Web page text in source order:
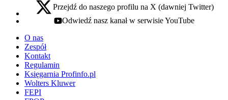
x - otwiera się w nowej karcie
Przejdź do naszego profilu na X (dawniej Twitter)
youtube - otwiera się w nowej karcie
Odwiedź nasz kanał w serwisie YouTube
O nas
Zespół
Kontakt
Regulamin
Księgarnia Profinfo.pl
Wolters Kluwer
FEPI